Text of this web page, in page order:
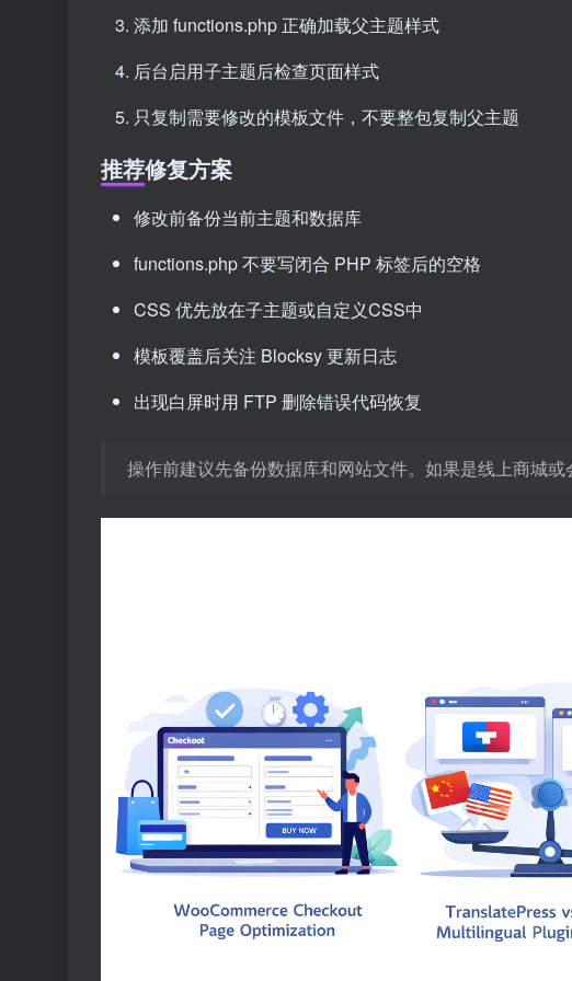
添加 functions.php 正确加载父主题样式
后台启用子主题后检查页面样式
只复制需要修改的模板文件，不要整包复制父主题
推荐修复方案
修改前备份当前主题和数据库
functions.php 不要写闭合 PHP 标签后的空格
CSS 优先放在子主题或自定义CSS中
模板覆盖后关注 Blocksy 更新日志
出现白屏时用 FTP 删除错误代码恢复
操作前建议先备份数据库和网站文件。如果是线上商城